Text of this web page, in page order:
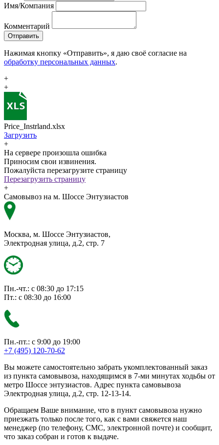
Имя/Компания
Комментарий
Отправить
Нажимая кнопку «Отправить», я даю своё согласие на
обработку персональных данных.
+
+
Price_Instrland.xlsx
Загрузить
+
На сервере произошла ошибка
Приносим свои извинения.
Пожалуйста перезагрузите страницу
Перезагрузить страницу
+
Самовывоз на м. Шоссе Энтузиастов
Москва, м. Шоссе Энтузиастов,
Электродная улица, д.2, стр. 7
Пн.-чт.: с 08:30 до 17:15
Пт.: с 08:30 до 16:00
Пн.-пт.: с 9:00 до 19:00
+7 (495) 120-70-62
Вы можете самостоятельно забрать укомплектованный заказ
из пункта самовывоза, находящимся в 7-ми минутах ходьбы от
метро Шоссе энтузиастов. Адрес пункта самовывоза
Электродная улица, д.2, стр. 12-13-14.
Обращаем Ваше внимание, что в пункт самовывоза нужно
приезжать только после того, как с вами свяжется наш
менеджер (по телефону, СМС, электронной почте) и сообщит,
что заказ собран и готов к выдаче.